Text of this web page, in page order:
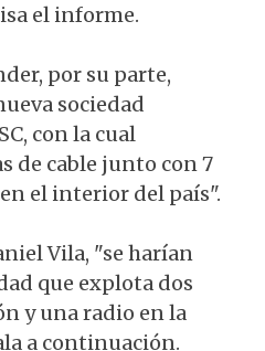
el informe.
por su parte,
sociedad
con la cual
de cable junto con 7
el interior del país".
Vila, "se harían
que explota dos
y una radio en la
a continuación.